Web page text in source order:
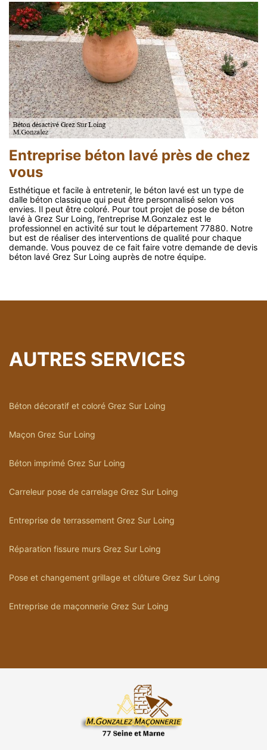
Entreprise béton lavé près de chez
vous
Esthétique et facile à entretenir, le béton lavé est un type de
dalle béton classique qui peut être personnalisé selon vos
envies. Il peut être coloré. Pour tout projet de pose de béton
lavé à Grez Sur Loing, l’entreprise M.Gonzalez est le
professionnel en activité sur tout le département 77880. Notre
but est de réaliser des interventions de qualité pour chaque
demande. Vous pouvez de ce fait faire votre demande de devis
béton lavé Grez Sur Loing auprès de notre équipe.
AUTRES SERVICES
Béton décoratif et coloré Grez Sur Loing
Maçon Grez Sur Loing
Béton imprimé Grez Sur Loing
Carreleur pose de carrelage Grez Sur Loing
Entreprise de terrassement Grez Sur Loing
Réparation fissure murs Grez Sur Loing
Pose et changement grillage et clôture Grez Sur Loing
Entreprise de maçonnerie Grez Sur Loing